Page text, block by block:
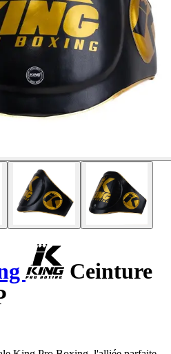
Ceinture